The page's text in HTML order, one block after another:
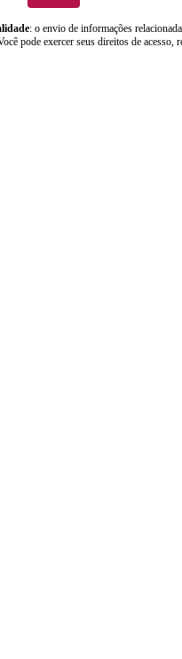
: o envio de informações
pode exercer seus direitos de